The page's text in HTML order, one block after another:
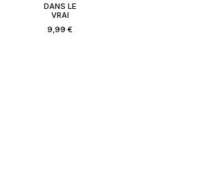
DANS LE
VRAI
9,99 €